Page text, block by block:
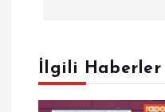
e
z
İlgili Haberler